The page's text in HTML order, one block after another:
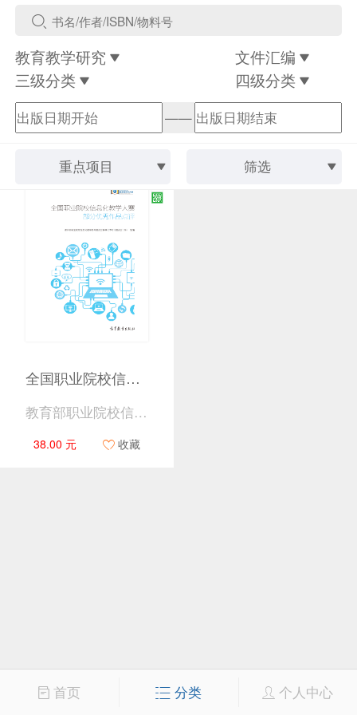
教育教学研究
文件汇编
三级分类
四级分类
——
重点项目 筛选
全国职业院校信息化教学大赛部分优秀作品点评
教育部职业院校信息化教学指导委员会赛事工作专门委员会 组编
38.00 元 收藏
首页 分类 个人中心